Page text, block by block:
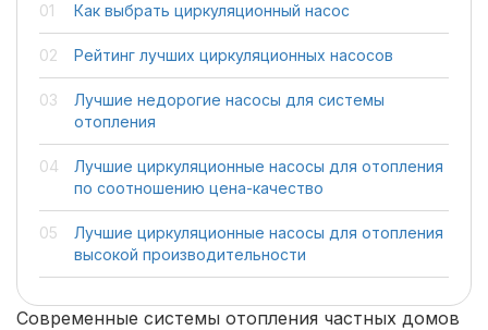
Как выбрать циркуляционный насос
Рейтинг лучших циркуляционных насосов
Лучшие недорогие насосы для системы
отопления
Лучшие циркуляционные насосы для отопления
по соотношению цена-качество
Лучшие циркуляционные насосы для отопления
высокой производительности
Современные системы отопления частных домов